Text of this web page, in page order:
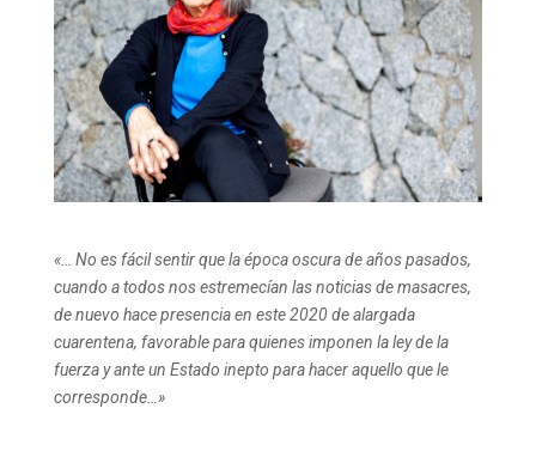
«… No es fácil sentir que la época oscura de años pasados,
cuando a todos nos estremecían las noticias de masacres,
de nuevo hace presencia en este 2020 de alargada
cuarentena, favorable para quienes imponen la ley de la
fuerza y ante un Estado inepto para hacer aquello que le
corresponde…»